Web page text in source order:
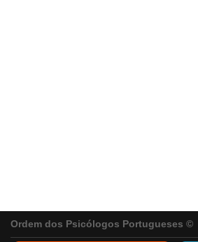
Ordem dos Psicólogos Portugueses ©